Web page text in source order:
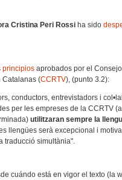
Cristina Peri Rossi ha sido
principios aprobados por el
Catalanas (CCRTV), (punto 3.2):
conductors, entrevistadors i
per les empreses de la CCRTV
utilitzaran sempre la
llengües serà excepcional i
traducció simultània".
cuándo está en vigor el texto (la